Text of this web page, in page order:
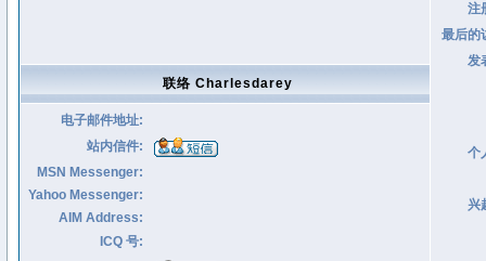
注
最后的
发
个
兴
联络 Charlesdarey
电子邮件地址:
站内信件:
MSN Messenger:
Yahoo Messenger:
AIM Address:
ICQ 号: